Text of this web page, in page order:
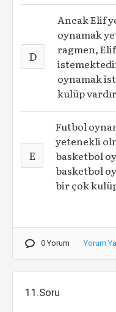
D
Ancak Elif
oynamak
ragmen,
oynamak
kulüp
E
Futbol
yetenekli
basketbol
basketbol
bir çok
0 Yorum Yorum
11.Soru